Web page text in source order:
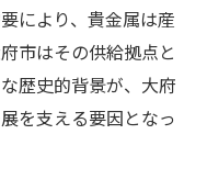
の重要性
の市場分析
法
判断
により、貴金属は産
市はその供給拠点と
歴史的背景が、大府
を支える要因となっ